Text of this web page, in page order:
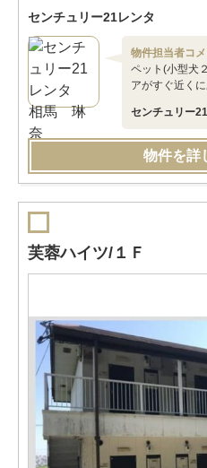
センチュリー21レンタ
物件担当者コメ
ペット(小型犬
アがすぐ近くに
センチュリー
物件を詳
芙蓉ハイツ/１Ｆ